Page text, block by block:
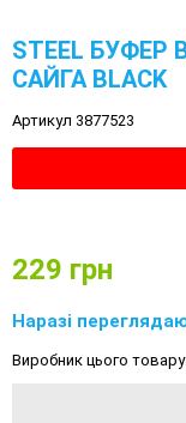
STEEL БУФЕР
САЙГА BLACK
Артикул 3877523
229 грн
Наразі
Виробник цього